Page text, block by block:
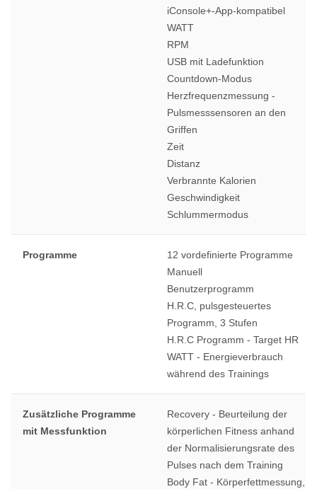
iConsole+-App-kompatibel
WATT
RPM
USB mit Ladefunktion
Countdown-Modus
Herzfrequenzmessung -
Pulsmesssensoren an den
Griffen
Zeit
Distanz
Verbrannte Kalorien
Geschwindigkeit
Schlummermodus
Programme
12 vordefinierte Programme
Manuell
Benutzerprogramm
H.R.C, pulsgesteuertes
Programm, 3 Stufen
H.R.C Programm - Target HR
WATT - Energieverbrauch
während des Trainings
Zusätzliche Programme
mit Messfunktion
Recovery - Beurteilung der
körperlichen Fitness anhand
der Normalisierungsrate des
Pulses nach dem Training
Body Fat - Körperfettmessung,